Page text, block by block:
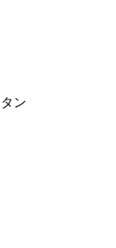
ン